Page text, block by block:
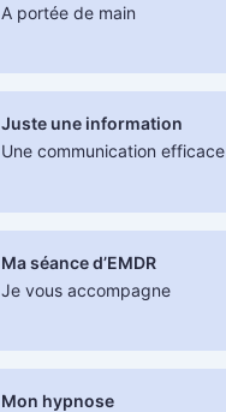
A portée de main
Juste une information
Une communication efficace
Ma séance d’EMDR
Je vous accompagne
Mon hypnose